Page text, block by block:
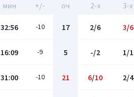
мин +/- оч 2-x 3-x
32:56 -10 17 2/6 3/6
16:09 -9 5 -/2 1/1
31:00 -10 21 6/10 2/4